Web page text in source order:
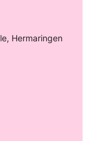
Hermaringen